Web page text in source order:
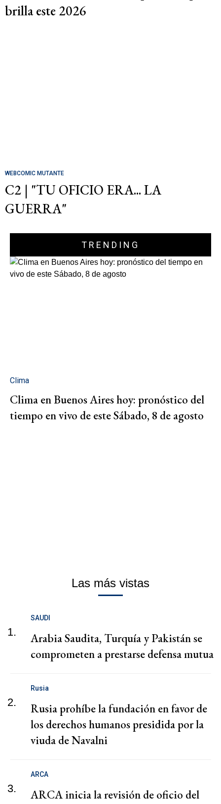
brilla este 2026
WEBCOMIC MUTANTE
C2 | "TU OFICIO ERA... LA
GUERRA"
TRENDING
Clima
Clima en Buenos Aires hoy: pronóstico del
tiempo en vivo de este Sábado, 8 de agosto
Las más vistas
1.
SAUDI
Arabia Saudita, Turquía y Pakistán se
comprometen a prestarse defensa mutua
2.
Rusia
Rusia prohíbe la fundación en favor de
los derechos humanos presidida por la
viuda de Navalni
3.
ARCA
ARCA inicia la revisión de oficio del